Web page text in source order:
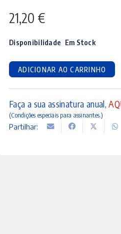
21,20 €
Disponibilidade Em Stock
ADICIONAR AO CARRINHO
Faça a sua assinatura anual,
(Condições especiais para assinantes.)
Partilhar: